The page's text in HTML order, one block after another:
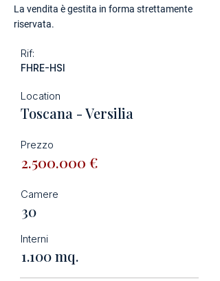
La vendita è gestita in forma strettamente
riservata.
Rif:
FHRE-HSI
Location
Toscana - Versilia
Prezzo
2.500.000 €
Camere
30
Interni
1.100 mq.